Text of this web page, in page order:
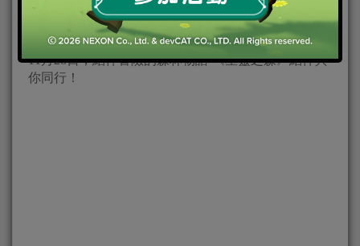
式上線！在大世界冒險遊歷尋找最初的快樂，無論四
季變換也不忘當初的感動，只想和你一起信守約定！
11月28日，結伴冒險的森林物語-《星靈之森》結伴與
你同行！